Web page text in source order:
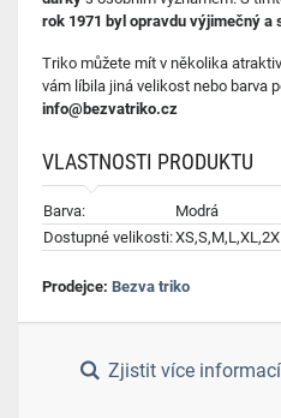
rok 1971 byl opravdu výjimečný a
Triko můžete mít v několika
vám líbila jiná velikost nebo barva
info@bezvatriko.cz
VLASTNOSTI PRODUKTU
Barva:
Modrá
Dostupné velikosti:
Prodejce: Bezva triko
Zjistit více